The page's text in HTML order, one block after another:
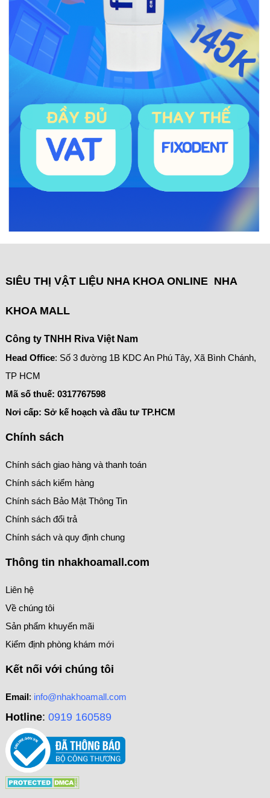
SIÊU THỊ VẬT LIỆU NHA KHOA ONLINE NHA
KHOA MALL
Công ty TNHH Riva Việt Nam
Head Office: Số 3 đường 1B KDC An Phú Tây, Xã Bình Chánh,
TP HCM
Mã số thuế: 0317767598
Nơi cấp: Sở kế hoạch và đầu tư TP.HCM
Chính sách
Chính sách giao hàng và thanh toán
Chính sách kiểm hàng
Chính sách Bảo Mật Thông Tin
Chính sách đổi trả
Chính sách và quy định chung
Thông tin nhakhoamall.com
Liên hệ
Về chúng tôi
Sản phẩm khuyến mãi
Kiểm định phòng khám mới
Kết nối với chúng tôi
Email: info@nhakhoamall.com
Hotline: 0919 160589